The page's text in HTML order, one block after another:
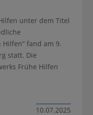
unter dem Titel
fand am 9.
statt. Die
Frühe Hilfen
10.07.2025